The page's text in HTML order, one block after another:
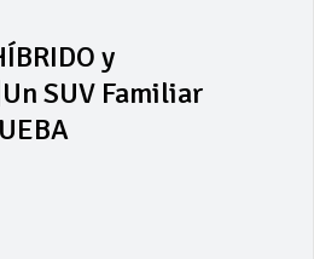
y
SUV Familiar